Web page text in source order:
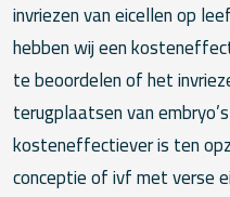
invriezen van eicellen op
hebben wij een
te beoordelen of het
terugplaatsen van
kosteneffectiever is ten
conceptie of ivf met verse